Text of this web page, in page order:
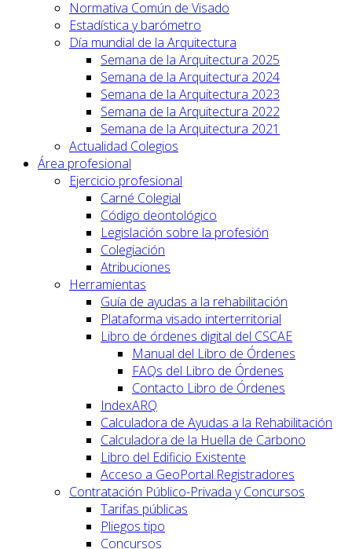
Normativa Común de Visado
Estadística y barómetro
Día mundial de la Arquitectura
Semana de la Arquitectura 2025
Semana de la Arquitectura 2024
Semana de la Arquitectura 2023
Semana de la Arquitectura 2022
Semana de la Arquitectura 2021
Actualidad Colegios
Área profesional
Ejercicio profesional
Carné Colegial
Código deontológico
Legislación sobre la profesión
Colegiación
Atribuciones
Herramientas
Guía de ayudas a la rehabilitación
Plataforma visado interterritorial
Libro de órdenes digital del CSCAE
Manual del Libro de Órdenes
FAQs del Libro de Órdenes
Contacto Libro de Órdenes
IndexARQ
Calculadora de Ayudas a la Rehabilitación
Calculadora de la Huella de Carbono
Libro del Edificio Existente
Acceso a GeoPortal.Registradores
Contratación Público-Privada y Concursos
Tarifas públicas
Pliegos tipo
Concursos